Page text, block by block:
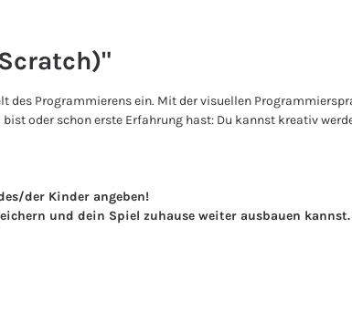
des Programmierens ein. Mit der visuellen
oder schon erste Erfahrung hast: Du kannst kreativ
der Kinder angeben!
und dein Spiel zuhause weiter ausbauen kannst.